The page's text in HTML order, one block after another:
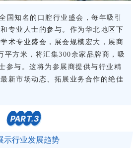
国知名的口腔行业盛会，每年吸引
专业人士的参与。 作为华北地区下
术专业盛会，展会规模宏大，展商
平方米，将汇集300余家品牌商，吸
参与。这将为参展商提供与行业精
新市场动态、拓展业务合作的绝佳
PART.3
示行业发展趋势